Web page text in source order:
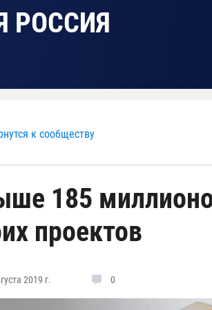
РОССИЯ
к сообществу
185
проектов
2019 г. 0